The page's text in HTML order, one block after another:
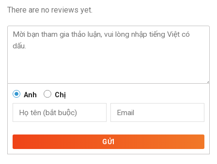
There are no reviews yet.
Anh Chị
GỬI